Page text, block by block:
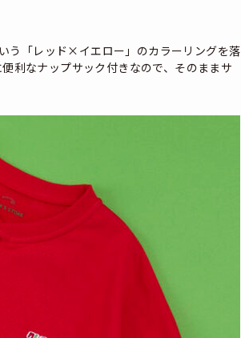
う「レッド×イエロー」のカラーリングを落
利なナップサック付きなので、そのままサ